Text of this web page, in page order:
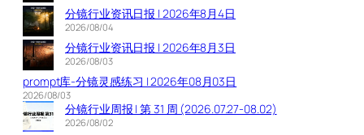
分镜行业资讯日报 | 2026年8月4日
2026/08/04
分镜行业资讯日报 | 2026年8月3日
2026/08/03
prompt库-分镜灵感练习 | 2026年08月03日
2026/08/03
分镜行业周报 | 第 31 周 (2026.07.27-08.02)
2026/08/02